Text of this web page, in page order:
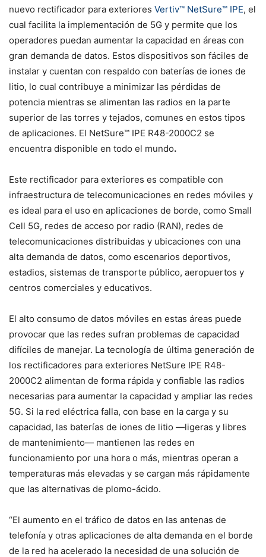
nuevo rectificador para exteriores Vertiv™ NetSure™ IPE, el
cual facilita la implementación de 5G y permite que los
operadores puedan aumentar la capacidad en áreas con
gran demanda de datos. Estos dispositivos son fáciles de
instalar y cuentan con respaldo con baterías de iones de
litio, lo cual contribuye a minimizar las pérdidas de
potencia mientras se alimentan las radios en la parte
superior de las torres y tejados, comunes en estos tipos
de aplicaciones. El NetSure™ IPE R48-2000C2 se
encuentra disponible en todo el mundo.
Este rectificador para exteriores es compatible con
infraestructura de telecomunicaciones en redes móviles y
es ideal para el uso en aplicaciones de borde, como Small
Cell 5G, redes de acceso por radio (RAN), redes de
telecomunicaciones distribuidas y ubicaciones con una
alta demanda de datos, como escenarios deportivos,
estadios, sistemas de transporte público, aeropuertos y
centros comerciales y educativos.
El alto consumo de datos móviles en estas áreas puede
provocar que las redes sufran problemas de capacidad
difíciles de manejar. La tecnología de última generación de
los rectificadores para exteriores NetSure IPE R48-
2000C2 alimentan de forma rápida y confiable las radios
necesarias para aumentar la capacidad y ampliar las redes
5G. Si la red eléctrica falla, con base en la carga y su
capacidad, las baterías de iones de litio —ligeras y libres
de mantenimiento— mantienen las redes en
funcionamiento por una hora o más, mientras operan a
temperaturas más elevadas y se cargan más rápidamente
que las alternativas de plomo-ácido.
“El aumento en el tráfico de datos en las antenas de
telefonía y otras aplicaciones de alta demanda en el borde
de la red ha acelerado la necesidad de una solución de